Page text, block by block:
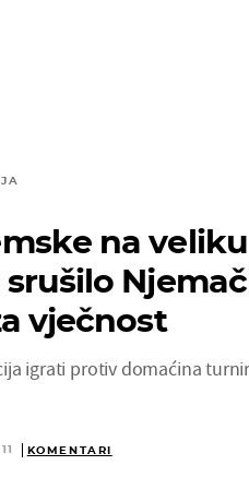
na
vječnost
igrati protiv domaćina
KOMENTARI